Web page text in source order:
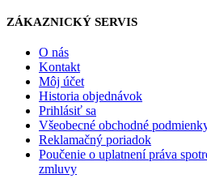
ZÁKAZNICKÝ SERVIS
O nás
Kontakt
Môj účet
Historia objednávok
Prihlásiť sa
Všeobecné obchodné
Reklamačný poriadok
Poučenie o uplatnení práva
zmluvy